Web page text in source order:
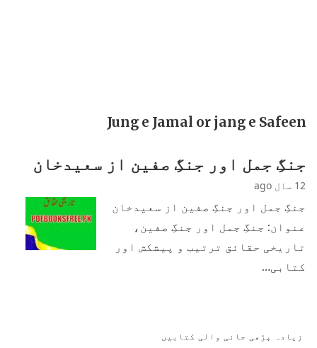
Jung e Jamal or jang e Safeen
جنگِ جمل اور جنگِ صفین از سعیدخان
12 سال ago
جنگِ جمل اور جنگِ صفین از سعیدخان
عنوان: جنگِ جمل اور جنگِ صفین،
تاریخی حقائق ترتیب و پیشکش اور
کتابی…
زیادہ پڑھی جانی والی کتابیں